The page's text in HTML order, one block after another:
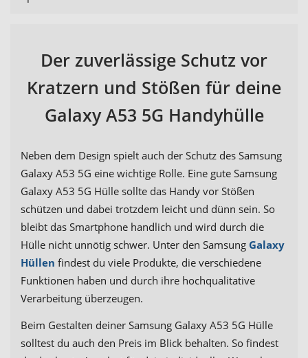
Der zuverlässige Schutz vor
Kratzern und Stößen für deine
Galaxy A53 5G Handyhülle
Neben dem Design spielt auch der Schutz des Samsung
Galaxy A53 5G eine wichtige Rolle. Eine gute Samsung
Galaxy A53 5G Hülle sollte das Handy vor Stößen
schützen und dabei trotzdem leicht und dünn sein. So
bleibt das Smartphone handlich und wird durch die
Hülle nicht unnötig schwer. Unter den Samsung Galaxy
Hüllen findest du viele Produkte, die verschiedene
Funktionen haben und durch ihre hochqualitative
Verarbeitung überzeugen.
Beim Gestalten deiner Samsung Galaxy A53 5G Hülle
solltest du auch den Preis im Blick behalten. So findest